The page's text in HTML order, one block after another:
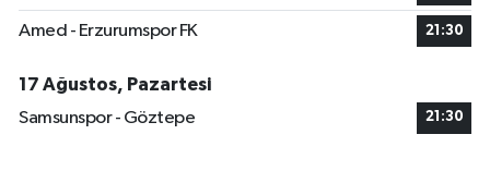
Amed - Erzurumspor FK 21:30
17 Ağustos, Pazartesi
Samsunspor - Göztepe
21:30